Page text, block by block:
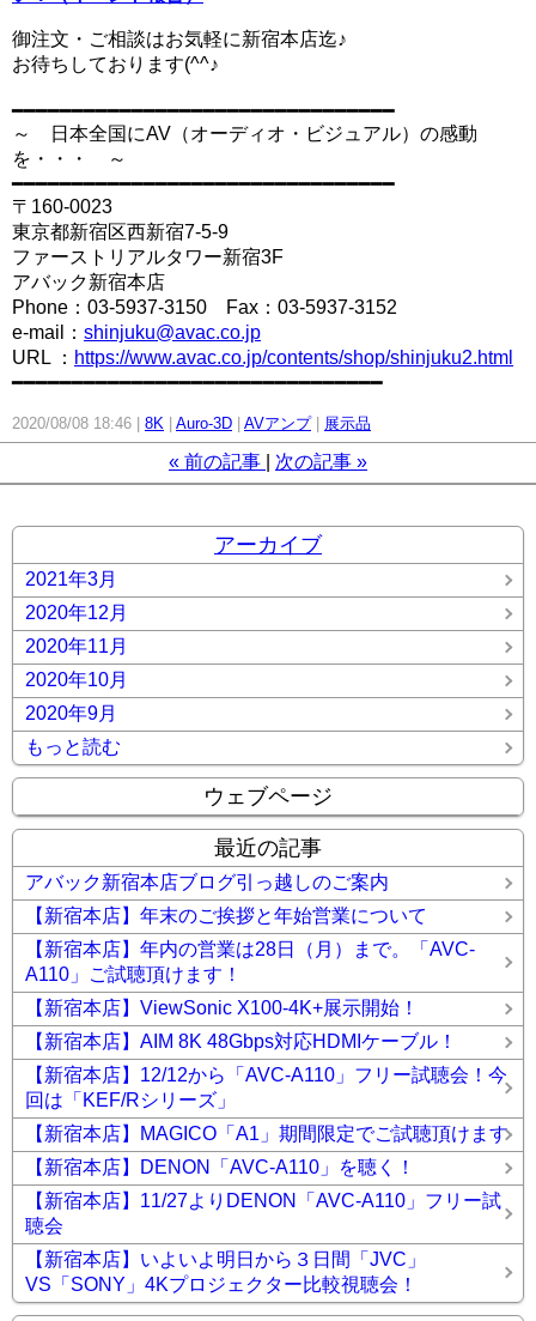
御注文・ご相談はお気軽に新宿本店迄♪
お待ちしております(^^♪
━━━━━━━━━━━━━━━━━━━━━━━━━━━━━━━━
～ 日本全国にAV（オーディオ・ビジュアル）の感動
を・・・ ～
━━━━━━━━━━━━━━━━━━━━━━━━━━━━━━━━
〒160-0023
東京都新宿区西新宿7-5-9
ファーストリアルタワー新宿3F
アバック新宿本店
Phone：03-5937-3150 Fax：03-5937-3152
e-mail： shinjuku@avac.co.jp
URL ： https://www.avac.co.jp/contents/shop/shinjuku2.html
━━━━━━━━━━━━━━━━━━━━━━━━━━━━━━━
2020/08/08 18:46 8K Auro-3D AVアンプ 展示品
« 前の記事 次の記事 »
アーカイブ
2021年3月
2020年12月
2020年11月
2020年10月
2020年9月
もっと読む
ウェブページ
最近の記事
アバック新宿本店ブログ引っ越しのご案内
【新宿本店】年末のご挨拶と年始営業について
【新宿本店】年内の営業は28日（月）まで。「AVC-
A110」ご試聴頂けます！
【新宿本店】ViewSonic X100-4K+展示開始！
【新宿本店】AIM 8K 48Gbps対応HDMIケーブル！
【新宿本店】12/12から「AVC-A110」フリー試聴会！今
回は「KEF/Rシリーズ」
【新宿本店】MAGICO「A1」期間限定でご試聴頂けます
【新宿本店】DENON「AVC-A110」を聴く！
【新宿本店】11/27よりDENON「AVC-A110」フリー試
聴会
【新宿本店】いよいよ明日から３日間「JVC」
VS「SONY」4Kプロジェクター比較視聴会！